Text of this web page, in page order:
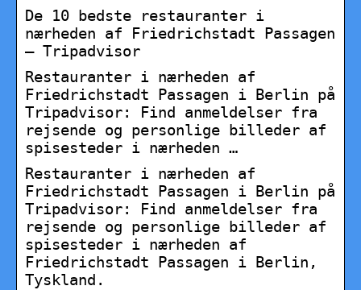
De 10 bedste restauranter i
nærheden af Friedrichstadt Passagen
– Tripadvisor
Restauranter i nærheden af
Friedrichstadt Passagen i Berlin på
Tripadvisor: Find anmeldelser fra
rejsende og personlige billeder af
spisesteder i nærheden …
Restauranter i nærheden af
Friedrichstadt Passagen i Berlin på
Tripadvisor: Find anmeldelser fra
rejsende og personlige billeder af
spisesteder i nærheden af
Friedrichstadt Passagen i Berlin,
Tyskland.